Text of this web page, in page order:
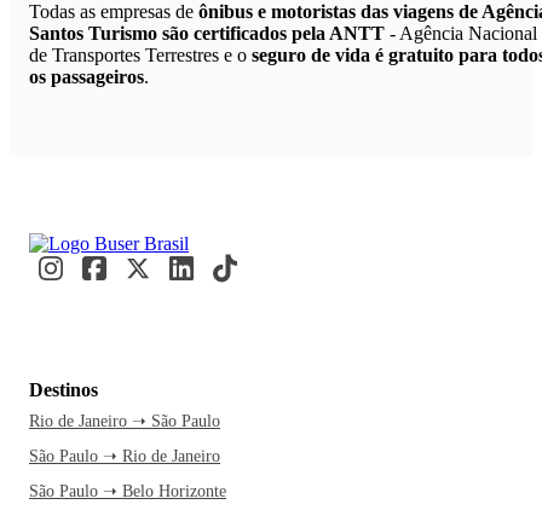
Todas as empresas de ônibus e motoristas das viagens de
Santos Turismo são certificados pela ANTT - Agência Nacional
de Transportes Terrestres e o seguro de vida é gratuito para
os passageiros.
Destinos
Rio de Janeiro ➝ São Paulo
São Paulo ➝ Rio de Janeiro
São Paulo ➝ Belo Horizonte